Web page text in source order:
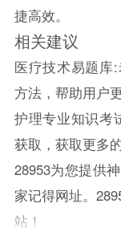
捷高效。
相关建议
医疗技术易题库
方法，帮助用户
护理专业知识考
获取，获取更多
28953为您提供
家记得网址。
站！